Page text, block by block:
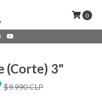
0
(Corte) 3"
$9.990 CLP